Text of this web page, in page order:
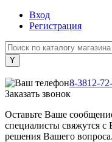
Вход
Регистрация
8-3812-
Заказать звонок
Оставьте Ваше
специалисты свяжутся
решения Вашего вопроса.